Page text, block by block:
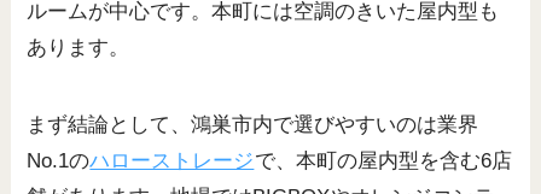
ルームが中心です。本町には空調のきいた屋内型も
あります。
まず結論として、鴻巣市内で選びやすいのは業界
No.1のハローストレージで、本町の屋内型を含む6店